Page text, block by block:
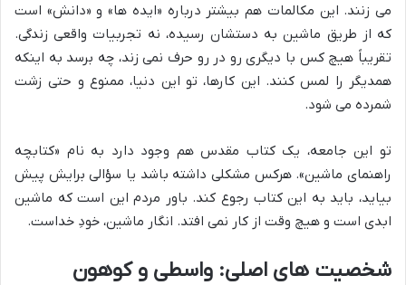
می زنند. این مکالمات هم بیشتر درباره «ایده ها» و «دانش» است
که از طریق ماشین به دستشان رسیده، نه تجربیات واقعی زندگی.
تقریباً هیچ کس با دیگری رو در رو حرف نمی زند، چه برسد به اینکه
همدیگر را لمس کنند. این کارها، تو این دنیا، ممنوع و حتی زشت
شمرده می شود.
تو این جامعه، یک کتاب مقدس هم وجود دارد به نام «کتابچه
راهنمای ماشین». هرکس مشکلی داشته باشد یا سؤالی برایش پیش
بیاید، باید به این کتاب رجوع کند. باور مردم این است که ماشین
ابدی است و هیچ وقت از کار نمی افتد. انگار ماشین، خودِ خداست.
شخصیت های اصلی: واسطی و کوهون